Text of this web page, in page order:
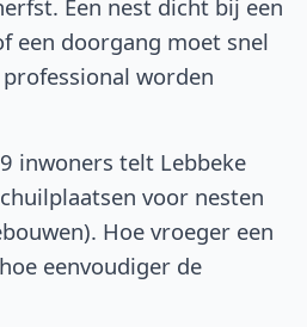
Een nest dicht bij een
een doorgang moet snel
worden
inwoners telt Lebbeke
voor nesten
Hoe vroeger een
eenvoudiger de